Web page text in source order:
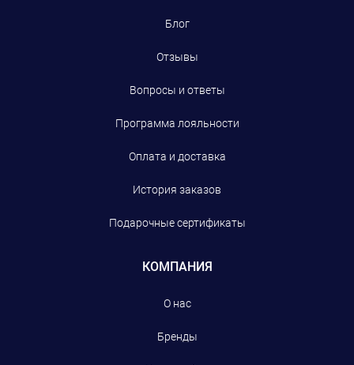
Блог
Отзывы
Вопросы и ответы
Программа лояльности
Оплата и доставка
История заказов
Подарочные сертификаты
КОМПАНИЯ
О нас
Бренды